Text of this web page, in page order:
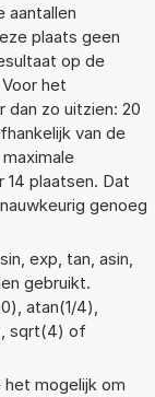
aantallen
plaats geen
op de
het
dan zo uitzien: 20
van de
14 plaatsen. Dat
genoeg
exp, tan, asin,
gebruikt.
atan(1/4),
sqrt(4) of
het mogelijk om